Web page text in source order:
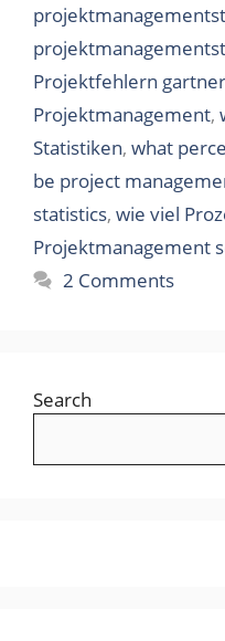
Projektfehlern gartner
Projektmanagement,
Statistiken, what
be project
statistics, wie viel
Projektmanagement
2 Comments
Search